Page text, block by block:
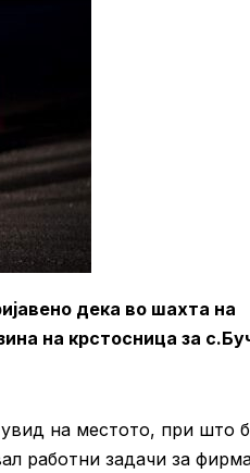
дека во шахта на
на крстосница за
на местото, при што
работни задачи за